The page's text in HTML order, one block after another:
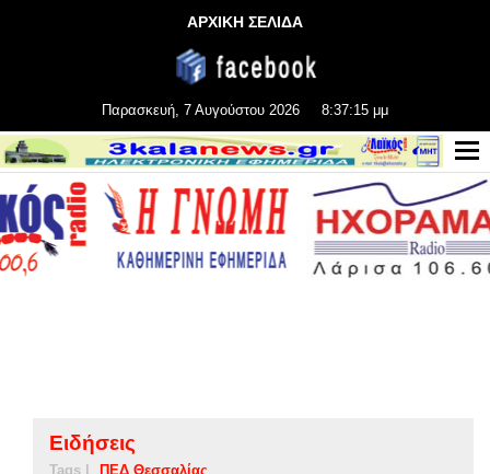
ΑΡΧΙΚΗ ΣΕΛΙΔΑ
Παρασκευή, 7 Αυγούστου 2026 8:37:15 μμ
Ειδήσεις
Tags | ΠΕΔ Θεσσαλίας